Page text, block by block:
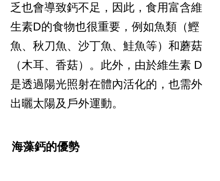
乏也會導致鈣不足，因此，食用富含維
生素D的食物也很重要，例如魚類（鰹
魚、秋刀魚、沙丁魚、鮭魚等）和蘑菇
（木耳、香菇）。此外，由於維生素 D
是透過陽光照射在體內活化的，也需外
出曬太陽及戶外運動。
海藻鈣的優勢